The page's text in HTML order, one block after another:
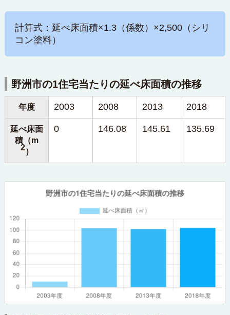
計算式：延べ床面積×1.3（係数）×2,500（シリ
コン塗料）
野洲市の1住宅当たりの延べ床面積の推移
年度 2003 2008 2013 2018
延べ床面
積（m
2）
0 146.08 145.61 135.69